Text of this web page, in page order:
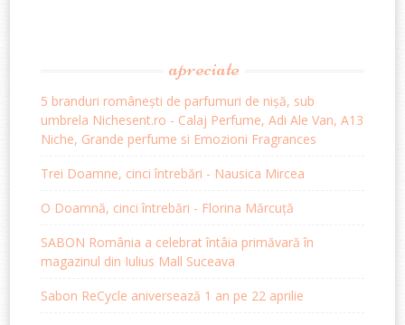
apreciate
5 branduri românești de parfumuri de nișă, sub
umbrela Nichesent.ro - Calaj Perfume, Adi Ale Van, A13
Niche, Grande perfume si Emozioni Fragrances
Trei Doamne, cinci întrebări - Nausica Mircea
O Doamnă, cinci întrebări - Florina Mărcuță
SABON România a celebrat întâia primăvară în
magazinul din Iulius Mall Suceava
Sabon ReCycle aniversează 1 an pe 22 aprilie